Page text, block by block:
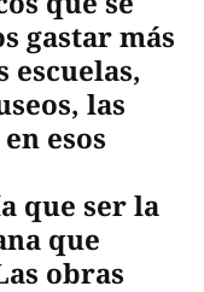
gastar más
escuelas,
las
esos
que ser la
que
obras